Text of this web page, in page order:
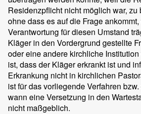
Residenzpflicht nicht möglich war, zu
ohne dass es auf die Frage
Verantwortung für diesen Umstand
Kläger in den Vordergrund gestellte
oder eine andere kirchliche
ist, dass der Kläger erkrankt ist und
Erkrankung nicht in kirchlichen
ist für das vorliegende Verfahren
wann eine Versetzung in den
nicht maßgeblich.